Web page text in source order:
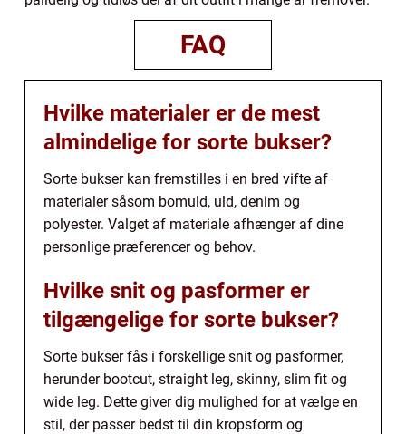
FAQ
Hvilke materialer er de mest
almindelige for sorte bukser?
Sorte bukser kan fremstilles i en bred vifte af
materialer såsom bomuld, uld, denim og
polyester. Valget af materiale afhænger af dine
personlige præferencer og behov.
Hvilke snit og pasformer er
tilgængelige for sorte bukser?
Sorte bukser fås i forskellige snit og pasformer,
herunder bootcut, straight leg, skinny, slim fit og
wide leg. Dette giver dig mulighed for at vælge en
stil, der passer bedst til din kropsform og